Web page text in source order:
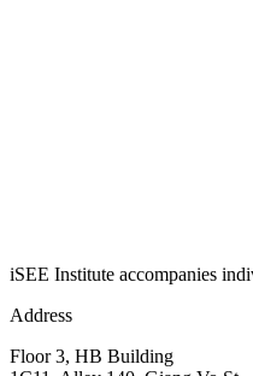
iSEE Institute accompanies
Address
Floor 3, HB Building